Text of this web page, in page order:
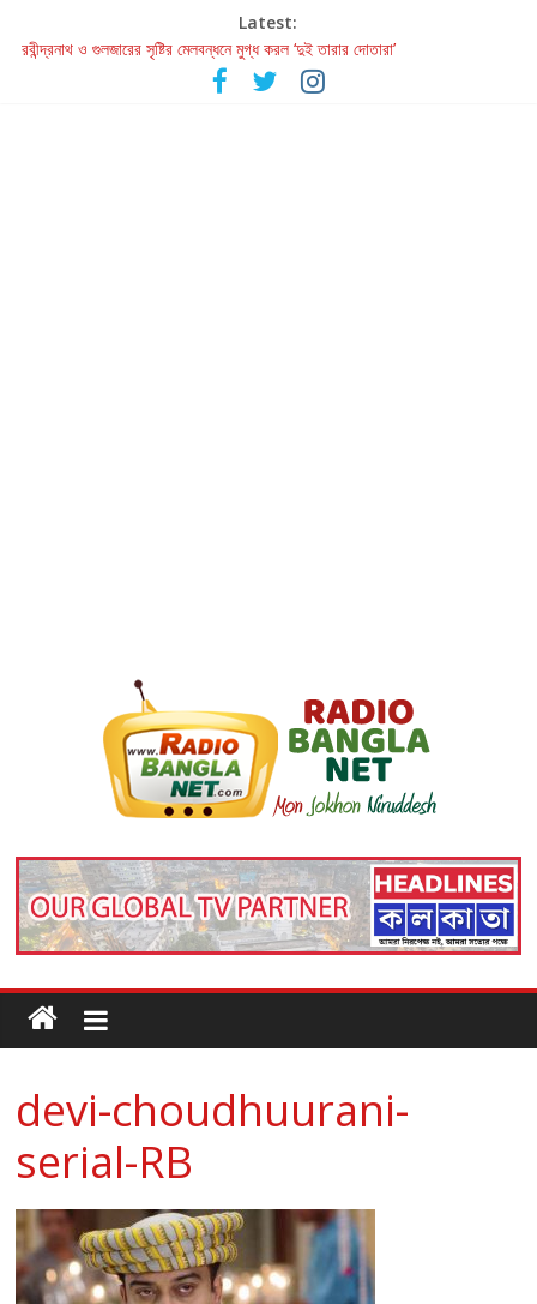
Latest:
রবীন্দ্রনাথ ও গুলজারের সৃষ্টির মেলবন্ধনে মুগ্ধ করল ‘দুই তারার দোতারা’
কলের গান থেকে রীলস্ — বাঙালির গান শোনার বিবর্তনের গল্প
জগন্নাথমঙ্গলম্ — বাংলায় প্রথমবার মঞ্চে এবার রথযাত্রার উদযাপন
devi-choudhuurani-
serial-RB